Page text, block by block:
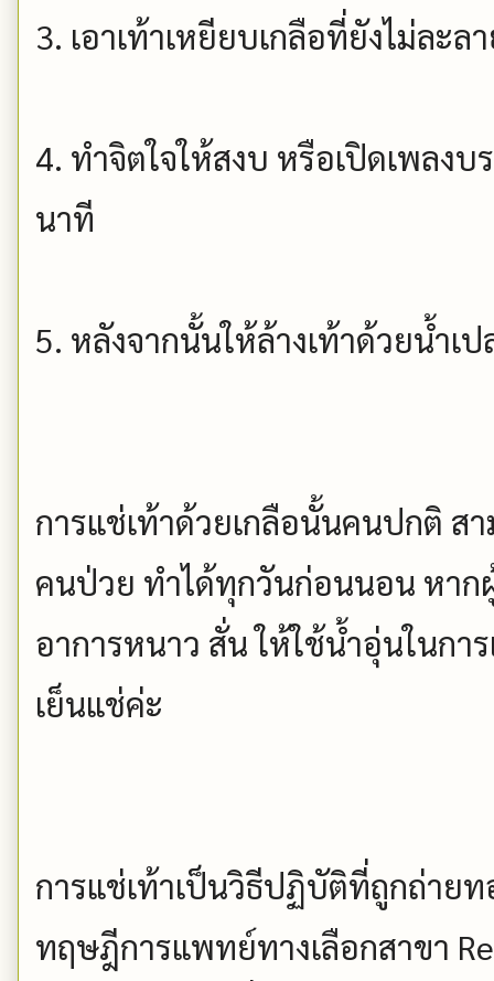
3. เอาเท้าเหยียบเกลือที่ยังไม่ละล
4. ทำจิตใจให้สงบ หรือเปิดเพลง
นาที
5. หลังจากนั้นให้ล้างเท้าด้วยน้ำเป
การแช่เท้าด้วยเกลือนั้นคนปกติ ส
คนป่วย ทำได้ทุกวันก่อนนอน หาก
อาการหนาว สั่น ให้ใช้น้ำอุ่นในก
เย็นแช่ค่ะ
การแช่เท้าเป็นวิธีปฏิบัติที่ถูกถ่าย
ทฤษฎีการแพทย์ทางเลือกสาขา